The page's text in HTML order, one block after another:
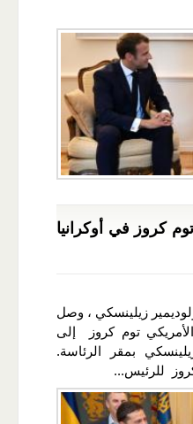
كروز في أوكرانيا
زيلينسكي ، وصل
توم كروز إلى
بمقر الرئاسة.
للرئيس...